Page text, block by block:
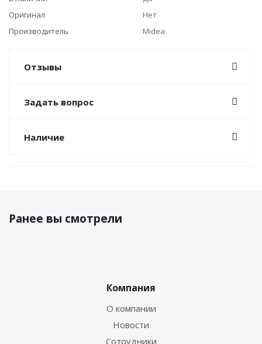
Оригинал
Нет
Производитель
Midea
Отзывы
Задать вопрос
Наличие
Ранее вы смотрели
Компания
О компании
Новости
Сотрудники